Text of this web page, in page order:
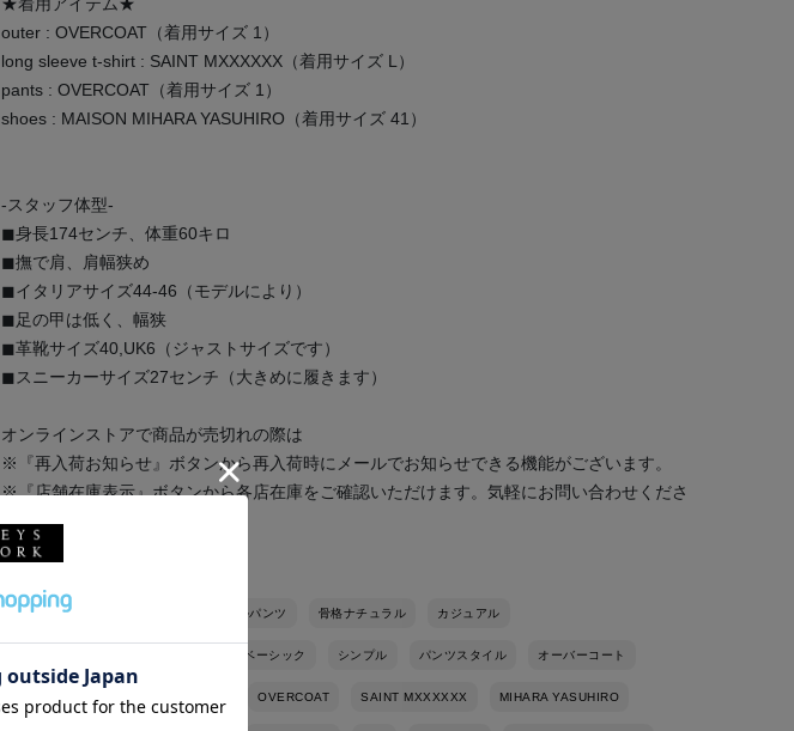
outer : OVERCOAT（着用サイズ 1）
long sleeve t-shirt : SAINT MXXXXXX（着用サイズ L）
pants : OVERCOAT（着用サイズ 1）
shoes : MAISON MIHARA YASUHIRO（着用サイズ 41）
-スタッフ体型-
◼︎身長174センチ、体重60キロ
◼︎撫で肩、肩幅狭め
◼︎イタリアサイズ44-46（モデルにより）
◼︎足の甲は低く、幅狭
◼︎革靴サイズ40,UK6（ジャストサイズです）
◼︎スニーカーサイズ27センチ（大きめに履きます）
オンラインストアで商品が売切れの際は
※『再入荷お知らせ』ボタンから再入荷時にメールでお知らせできる機能がございます。
※『店舗在庫表示』ボタンから各店在庫をご確認いただけます。気軽にお問い合わせくださ
いませ。
メンズウェア カジュアルパンツ 骨格ナチュラル カジュアル
ベーシック シンプル パンツスタイル オーバーコート
OVERCOAT SAINT MXXXXXX MIHARA YASUHIRO